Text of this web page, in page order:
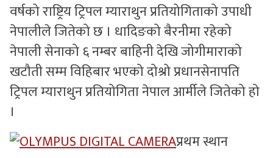
भिडियो
वर्षको राष्ट्रिय ट्रिपल म्याराथुन प्रतियोगिताको उपाधी
नेपालीले जितेको छ । धादिङको बैरनीमा रहेको
नेपाली सेनाको ६ नम्बर बाहिनी देखि जोगीमाराको
खटौती सम्म विहिबार भएको दोश्रो प्रधानसेनापति
ट्रिपल म्याराथुन प्रतियोगिता नेपाल आर्मीले जितेको हो
।
प्रथम स्थान